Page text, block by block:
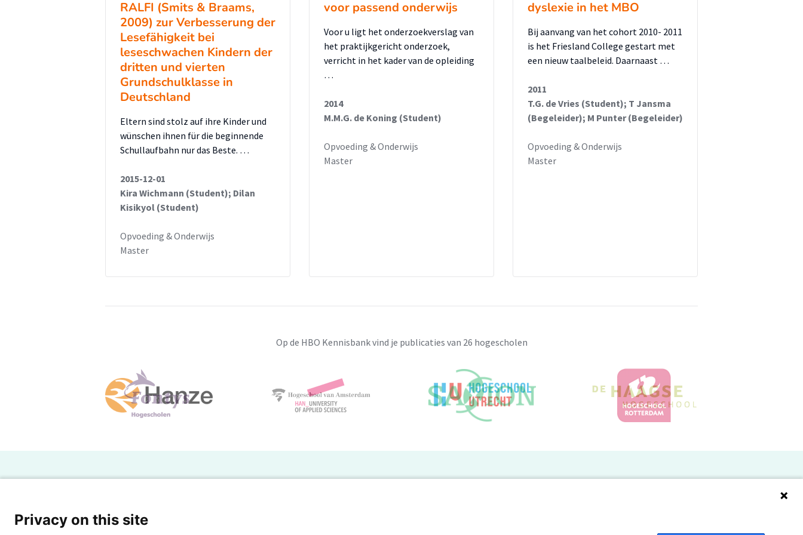
secundaire problemen van de
leerlingen met dyslexie.
RALFI (Smits & Braams,
2009) zur Verbesserung der
Lesefähigkeit bei
leseschwachen Kindern der
dritten und vierten
Grundschulklasse in
Deutschland
Eltern sind stolz auf ihre Kinder und
wünschen ihnen für die beginnende
Schullaufbahn nur das Beste. …
2015-12-01
Kira Wichmann (Student); Dilan
Kisikyol (Student)
Opvoeding & Onderwijs
Master
voor passend onderwijs
Voor u ligt het onderzoekverslag van
het praktijkgericht onderzoek,
verricht in het kader van de opleiding
…
2014
M.M.G. de Koning (Student)
Opvoeding & Onderwijs
Master
dyslexie in het MBO
Bij aanvang van het cohort 2010- 2011
is het Friesland College gestart met
een nieuw taalbeleid. Daarnaast …
2011
T.G. de Vries (Student); T Jansma
(Begeleider); M Punter (Begeleider)
Opvoeding & Onderwijs
Master
Op de HBO Kennisbank vind je publicaties van 26 hogescholen
Powered by SURF
Privacy on this site